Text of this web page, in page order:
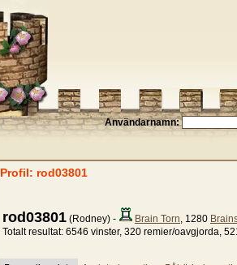
Användarnamn:
Profil: rod03801
rod03801 (Rodney) - Brain Torn, 1280
Totalt resultat: 6546 vinster, 320 remier/oavgjorda,